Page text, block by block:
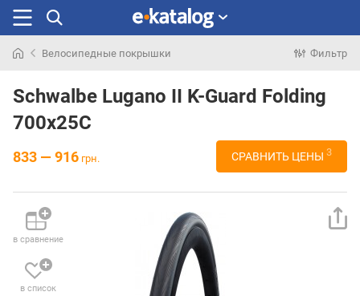
раньше
Велосипедные покрышки Фильтр
Schwalbe Lugano II K-Guard Folding
700x25C
833 — 916 грн. СРАВНИТЬ ЦЕНЫ 3
в сравнение
в список